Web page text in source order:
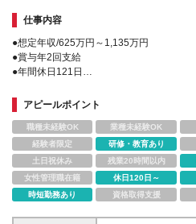
仕事内容
●想定年収/625万円～1,135万円
●賞与年2回支給
●年間休日121日
●有給は半日単位で取得可
アピールポイント
職種未経験OK 業種未経験OK
経験者限定
研修・教育あり
土日祝休み
残業20時間以内
女性管理職在籍
休日120日～
時短勤務あり
資格取得支援